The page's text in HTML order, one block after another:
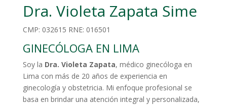
Dra. Violeta Zapata Sime
CMP: 032615 RNE: 016501
GINECÓLOGA EN LIMA
Soy la Dra. Violeta Zapata, médico ginecóloga en
Lima con más de 20 años de experiencia en
ginecología y obstetricia. Mi enfoque profesional se
basa en brindar una atención integral y personalizada,